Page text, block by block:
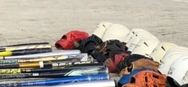
2026.7.20 幼年 練習試合 上動
ファミリーズ戦